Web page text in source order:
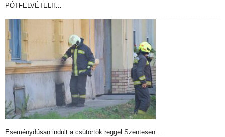
PÓTFELVÉTELI!…
Eseménydúsan indult a csütörtök reggel Szentesen…